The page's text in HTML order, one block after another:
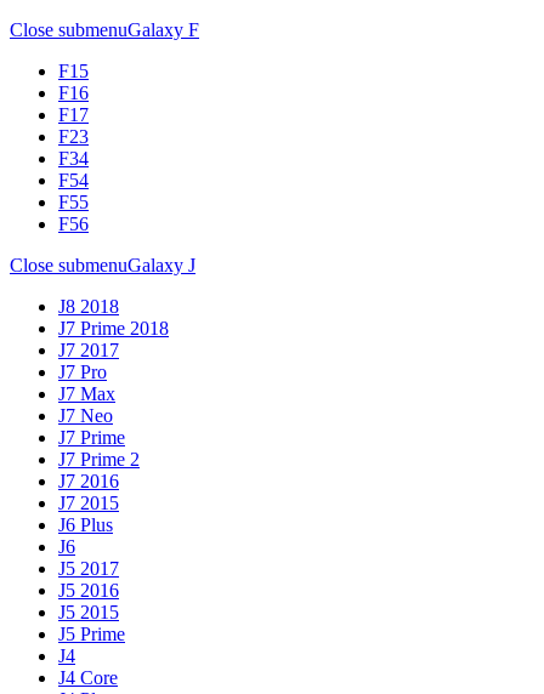
Close submenuGalaxy F
F15
F16
F17
F23
F34
F54
F55
F56
Close submenuGalaxy J
J8 2018
J7 Prime 2018
J7 2017
J7 Pro
J7 Max
J7 Neo
J7 Prime
J7 Prime 2
J7 2016
J7 2015
J6 Plus
J6
J5 2017
J5 2016
J5 2015
J5 Prime
J4
J4 Core